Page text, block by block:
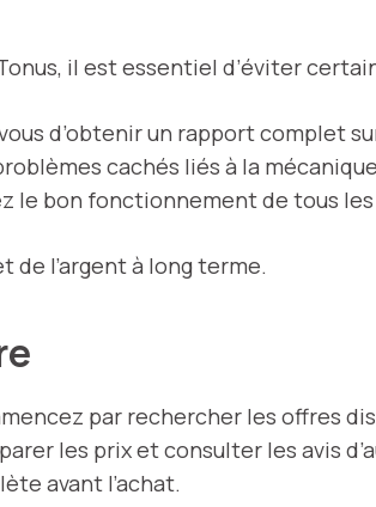
il est essentiel d’éviter
d’obtenir un rapport complet
cachés liés à la
le bon fonctionnement de tous
de l’argent à long terme.
par rechercher les offres
les prix et consulter les avis
avant l’achat.